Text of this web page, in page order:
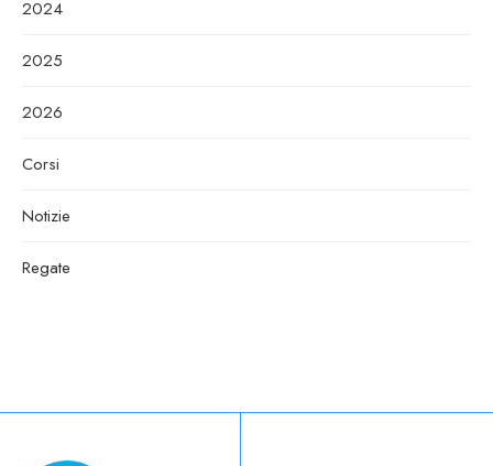
2024
2025
2026
Corsi
Notizie
Regate